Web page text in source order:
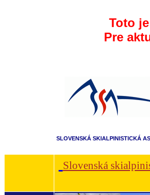
Toto
Pre
SLOVENSKÁ SKIALPINISTICKÁ
Slovenská